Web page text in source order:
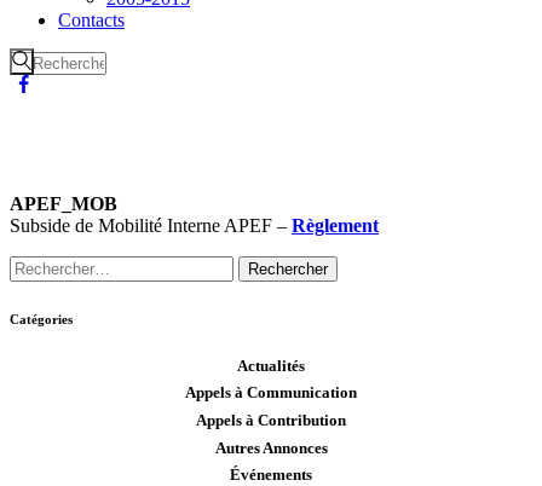
Contacts
APEF_MOB
Subside de Mobilité Interne APEF – Règlement
Catégories
Actualités
Appels à Communication
Appels à Contribution
Autres Annonces
Événements